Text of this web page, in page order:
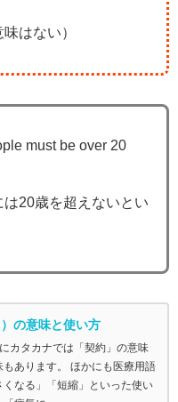
はない）
must be over 20
20歳を超えないとい
の意味と使い方
カタカナでは「契約」の意味
あります。 ほかにも医療用語
なる」「短縮」といった使い